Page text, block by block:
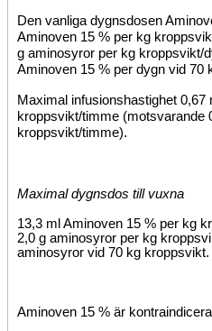
Den vanliga dygnsdosen
Aminoven 15 % per kg
g aminosyror per kg kroppsvikt/
Aminoven 15 % per dygn vid 70
Maximal infusionshastighet
kroppsvikt/timme (motsvarande
kroppsvikt/timme).
Maximal dygnsdos till vuxna
13,3 ml Aminoven 15 % per kg
2,0 g aminosyror per kg
aminosyror vid 70 kg kroppsvikt.
Aminoven 15 % är